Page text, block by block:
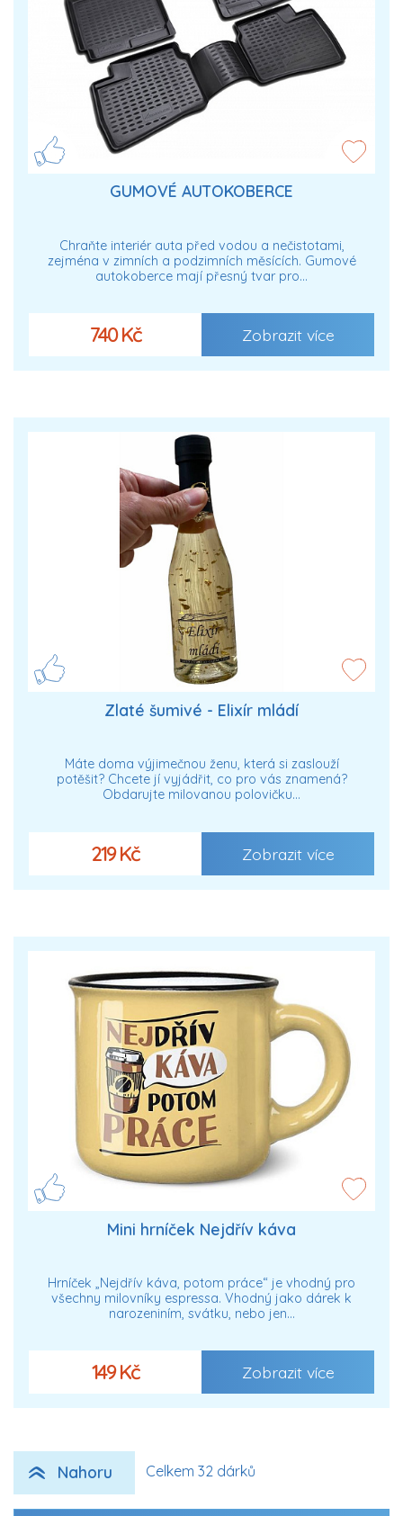
GUMOVÉ AUTOKOBERCE
Chraňte interiér auta před vodou a nečistotami,
zejména v zimních a podzimních měsících. Gumové
autokoberce mají přesný tvar pro…
740 Kč Zobrazit více
Zlaté šumivé - Elixír mládí
Máte doma výjimečnou ženu, která si zaslouží
potěšit? Chcete jí vyjádřit, co pro vás znamená?
Obdarujte milovanou polovičku…
219 Kč Zobrazit více
Mini hrníček Nejdřív káva
Hrníček „Nejdřív káva, potom práce“ je vhodný pro
všechny milovníky espressa. Vhodný jako dárek k
narozeniním, svátku, nebo jen…
149 Kč Zobrazit více
Nahoru Celkem 32 dárků